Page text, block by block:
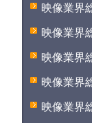
映像業界
映像業界
映像業界
映像業界
映像業界